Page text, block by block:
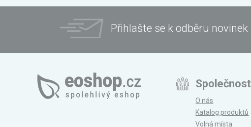
Přihlašte se k odběru novinek
Společnost
O nás
Katalog produktů
Volná místa